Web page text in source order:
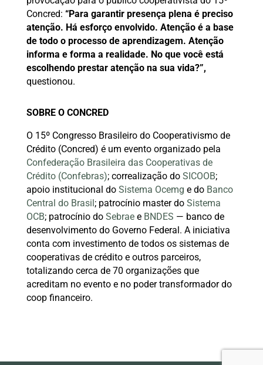
Concred: “Para garantir presença plena é preciso
atenção. Há esforço envolvido. Atenção é a base
de todo o processo de aprendizagem. Atenção
informa e forma a realidade. No que você está
escolhendo prestar atenção na sua vida?”,
questionou.
SOBRE O CONCRED
O 15º Congresso Brasileiro do Cooperativismo de
Crédito (Concred) é um evento organizado pela
Confederação Brasileira das Cooperativas de
Crédito (Confebras); correalização do SICOOB;
apoio institucional do Sistema Ocemg e do Banco
Central do Brasil; patrocínio master do Sistema
OCB; patrocínio do Sebraee BNDES — banco de
desenvolvimento do Governo Federal. A iniciativa
conta com investimento de todos os sistemas de
cooperativas de crédito e outros parceiros,
totalizando cerca de 70 organizações que
acreditam no evento e no poder transformador do
coop financeiro.